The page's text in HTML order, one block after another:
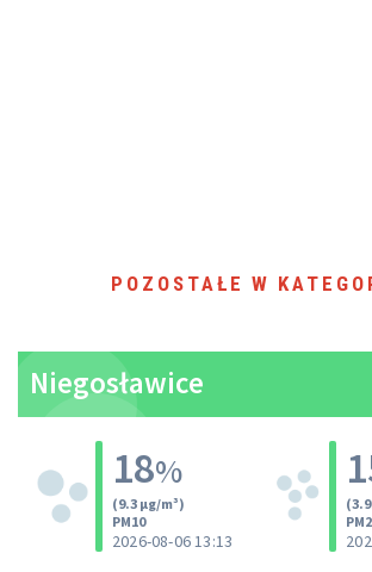
POZOSTAŁE W